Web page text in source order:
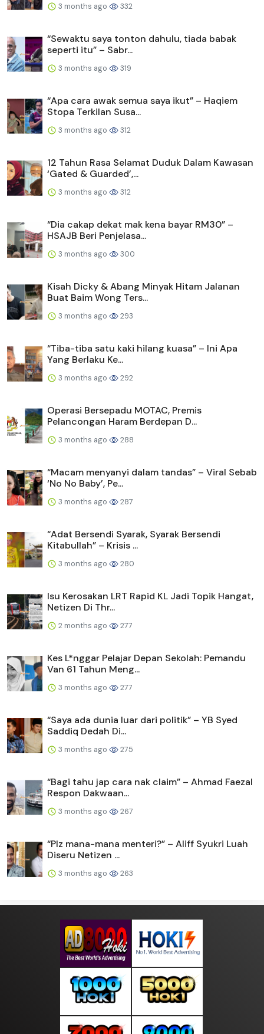
3 months ago 332
“Sewaktu saya tonton dahulu, tiada babak
seperti itu” – Sabr...
3 months ago 319
“Apa cara awak semua saya ikut” – Haqiem
Stopa Terkilan Susa...
3 months ago 312
12 Tahun Rasa Selamat Duduk Dalam Kawasan
‘Gated & Guarded’,...
3 months ago 312
“Dia cakap dekat mak kena bayar RM30” –
HSAJB Beri Penjelasa...
3 months ago 300
Kisah Dicky & Abang Minyak Hitam Jalanan
Buat Baim Wong Ters...
3 months ago 293
“Tiba-tiba satu kaki hilang kuasa” – Ini Apa
Yang Berlaku Ke...
3 months ago 292
Operasi Bersepadu MOTAC, Premis
Pelancongan Haram Berdepan D...
3 months ago 288
“Macam menyanyi dalam tandas” – Viral Sebab
‘No No Baby’, Pe...
3 months ago 287
“Adat Bersendi Syarak, Syarak Bersendi
Kitabullah” – Krisis ...
3 months ago 280
Isu Kerosakan LRT Rapid KL Jadi Topik Hangat,
Netizen Di Thr...
2 months ago 277
Kes L*nggar Pelajar Depan Sekolah: Pemandu
Van 61 Tahun Meng...
3 months ago 277
“Saya ada dunia luar dari politik” – YB Syed
Saddiq Dedah Di...
3 months ago 275
“Bagi tahu jap cara nak claim” – Ahmad Faezal
Respon Dakwaan...
3 months ago 267
“Plz mana-mana menteri?” – Aliff Syukri Luah
Diseru Netizen ...
3 months ago 263